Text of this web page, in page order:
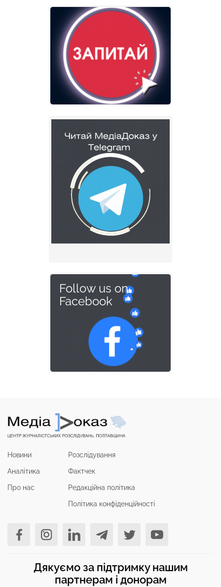
Follow us on
Facebook
Новини
Аналітика
Про нас
Розслідування
Фактчек
Редакційна політика
Політика конфіденційності
Дякуємо за підтримку нашим
партнерам і донорам